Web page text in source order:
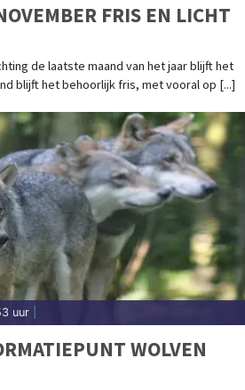
FRIS EN LICHT
de laatste maand van het jaar blijft het
blijft het behoorlijk fris, met vooral op [...]
uur
WOLVEN